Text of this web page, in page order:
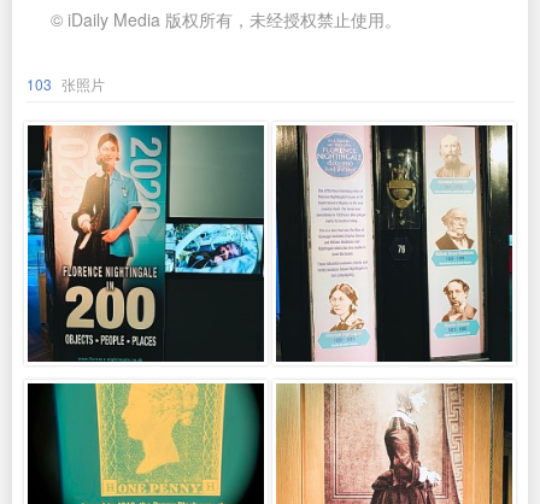
© iDaily Media 版权所有，未经授权禁止使用。
103 张照片